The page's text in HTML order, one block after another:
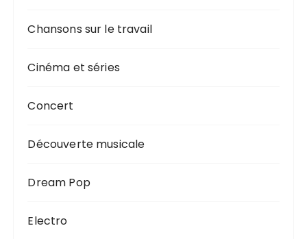
Chansons sur le travail
Cinéma et séries
Concert
Découverte musicale
Dream Pop
Electro